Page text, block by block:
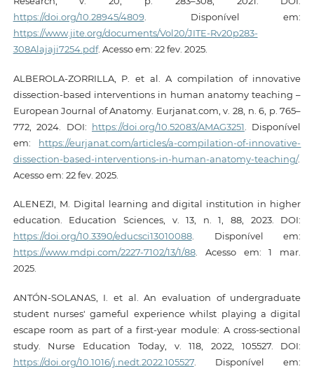
https://doi.org/10.28945/4809. Disponível em:
https://www.jite.org/documents/Vol20/JITE-Rv20p283-
308Alajaji7254.pdf. Acesso em: 22 fev. 2025.
ALBEROLA-ZORRILLA, P. et al. A compilation of innovative
dissection-based interventions in human anatomy teaching –
European Journal of Anatomy. Eurjanat.com, v. 28, n. 6, p. 765–
772, 2024. DOI: https://doi.org/10.52083/AMAG3251 . Disponível
em: https://eurjanat.com/articles/a-compilation-of-innovative-
dissection-based-interventions-in-human-anatomy-teaching/.
Acesso em: 22 fev. 2025.
ALENEZI, M. Digital learning and digital institution in higher
education. Education Sciences, v. 13, n. 1, 88, 2023. DOI:
https://doi.org/10.3390/educsci13010088. Disponível em:
https://www.mdpi.com/2227-7102/13/1/88. Acesso em: 1 mar.
2025.
ANTÓN-SOLANAS, I. et al. An evaluation of undergraduate
student nurses' gameful experience whilst playing a digital
escape room as part of a first-year module: A cross-sectional
study. Nurse Education Today, v. 118, 2022, 105527. DOI:
https://doi.org/10.1016/j.nedt.2022.105527. Disponível em: